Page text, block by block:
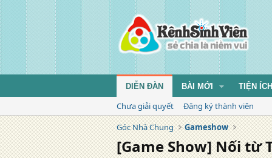
DIỄN ĐÀN BÀI MỚI TIỆN
Chưa giải quyết
Đăng ký thành viên
Góc Nhà Chung
Gameshow
[Game Show] Nối từ